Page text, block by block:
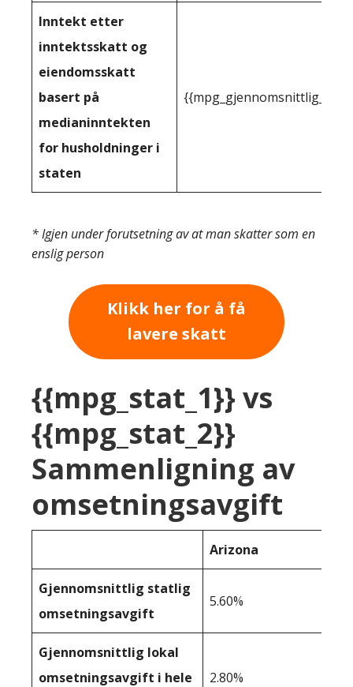
Inntekt etter
inntektsskatt og
eiendomsskatt
basert på
medianinntekten
for husholdninger i
staten
* Igjen under forutsetning av at man skatter som en
enslig person
Klikk her for å få
lavere skatt
{{mpg_stat_1}} vs
{{mpg_stat_2}}
Sammenligning av
omsetningsavgift
Arizona
Gjennomsnittlig statlig
omsetningsavgift
5.60%
Gjennomsnittlig lokal
omsetningsavgift i hele
2.80%